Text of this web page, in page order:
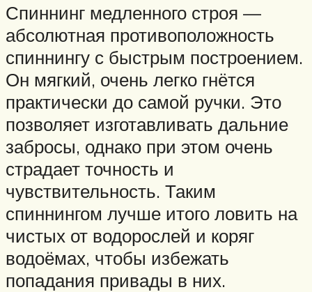
Спиннинг медленного строя —
абсолютная противоположность
спиннингу с быстрым построением.
Он мягкий, очень легко гнётся
практически до самой ручки. Это
позволяет изготавливать дальние
забросы, однако при этом очень
страдает точность и
чувствительность. Таким
спиннингом лучше итого ловить на
чистых от водорослей и коряг
водоёмах, чтобы избежать
попадания привады в них.